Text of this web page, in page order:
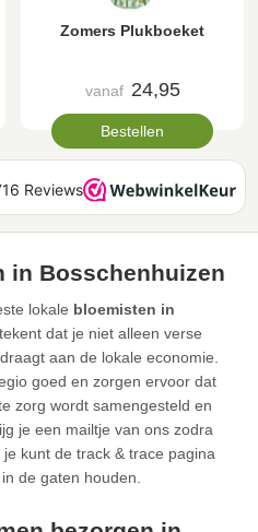
Zomers Plukboeket
vanaf 24,95
Bestellen
in Bosschenhuizen
lokale bloemisten in
dat je niet alleen verse
aan de lokale economie.
goed en zorgen ervoor dat
zorg wordt samengesteld en
je een mailtje van ons zodra
kunt de track & trace pagina
de gaten houden.